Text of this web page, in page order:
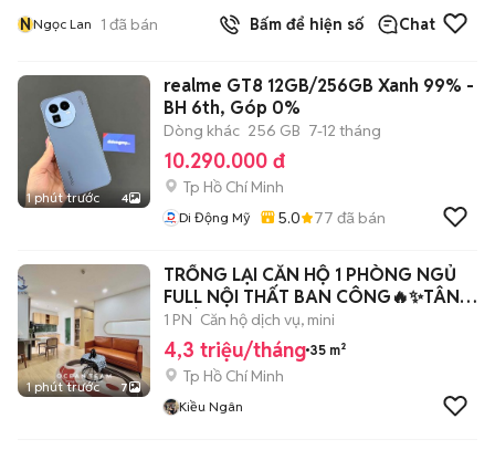
NNgọc Lan 1 đã bán Bấm để hiện số Chat
1 phút trước 4
realme GT8 12GB/256GB Xanh 99% -
BH 6th, Góp 0%
Dòng khác 256 GB 7-12 tháng
10.290.000 đ
Tp Hồ Chí Minh
Di Động Mỹ 5.0 77 đã bán
1 phút trước 7
TRỐNG LẠI CĂN HỘ 1 PHÒNG NGỦ
FULL NỘI THẤT BAN CÔNG🔥✨TÂN
CHÁNH HIỆP 35
1 PN Căn hộ dịch vụ, mini
4,3 triệu/tháng 35 m²
Tp Hồ Chí Minh
Kiều Ngân